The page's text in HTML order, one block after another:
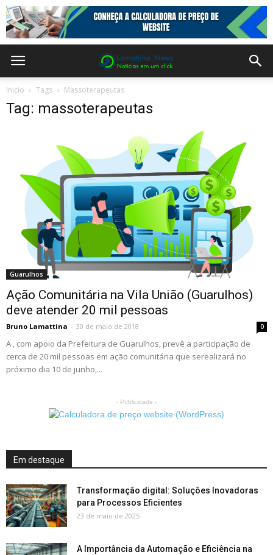
Inicio Tags Massoterapeutas
Tag: massoterapeutas
Guarulhos
Ação Comunitária na Vila União (Guarulhos)
deve atender 20 mil pessoas
Bruno Lamattina - 30 de maio de 2018 0
A , com apoio da Prefeitura de Guarulhos, prevê a participação de
cerca de 20 mil pessoas em ação comunitária que serealizará no
próximo dia 10 de junho,...
- Publicidade -
Em destaque
Transformação digital: Soluções Inovadoras
para Processos Eficientes
23 de maio de 2025
A Importância da Automação e Eficiência na